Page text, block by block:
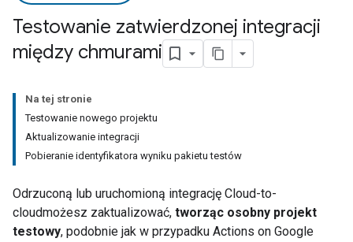
Testowanie zatwierdzonej integracji
między chmurami
Na tej stronie
Testowanie nowego projektu
Aktualizowanie integracji
Pobieranie identyfikatora wyniku pakietu testów
Odrzuconą lub uruchomioną integrację Cloud-to-
cloudmożesz zaktualizować, tworząc osobny projekt
testowy, podobnie jak w przypadku Actions on Google